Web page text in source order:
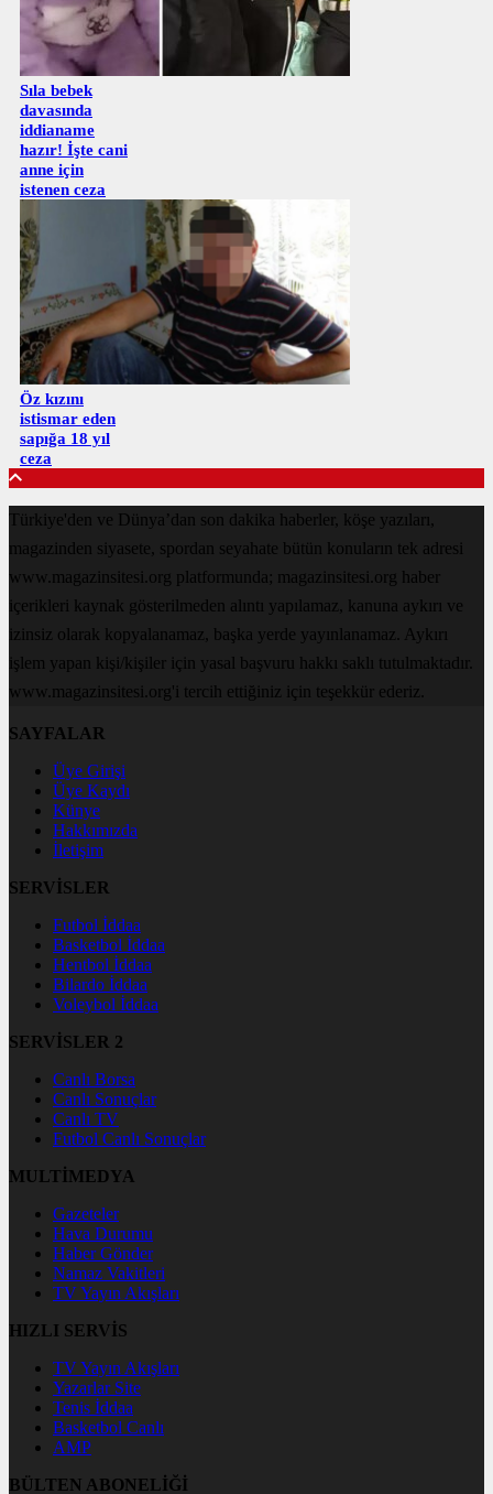
Sıla bebek
davasında
iddianame
hazır! İşte cani
anne için
istenen ceza
Öz kızını
istismar eden
sapığa 18 yıl
ceza
Türkiye'den ve Dünya’dan son dakika haberler, köşe yazıları,
magazinden siyasete, spordan seyahate bütün konuların tek adresi
www.magazinsitesi.org platformunda; magazinsitesi.org haber
içerikleri kaynak gösterilmeden alıntı yapılamaz, kanuna aykırı ve
izinsiz olarak kopyalanamaz, başka yerde yayınlanamaz. Aykırı
işlem yapan kişi/kişiler için yasal başvuru hakkı saklı tutulmaktadır.
www.magazinsitesi.org'i tercih ettiğiniz için teşekkür ederiz.
SAYFALAR
Üye Girişi
Üye Kaydı
Künye
Hakkımızda
İletişim
SERVİSLER
Futbol İddaa
Basketbol İddaa
Hentbol İddaa
Bilardo İddaa
Voleybol İddaa
SERVİSLER 2
Canlı Borsa
Canlı Sonuçlar
Canlı TV
Futbol Canlı Sonuçlar
MULTİMEDYA
Gazeteler
Hava Durumu
Haber Gönder
Namaz Vakitleri
TV Yayın Akışları
HIZLI SERVİS
TV Yayın Akışları
Yazarlar Site
Tenis İddaa
Basketbol Canlı
AMP
BÜLTEN ABONELİĞİ